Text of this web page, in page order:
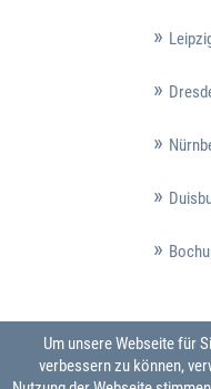
Um unsere Webseite für
verbessern zu können,